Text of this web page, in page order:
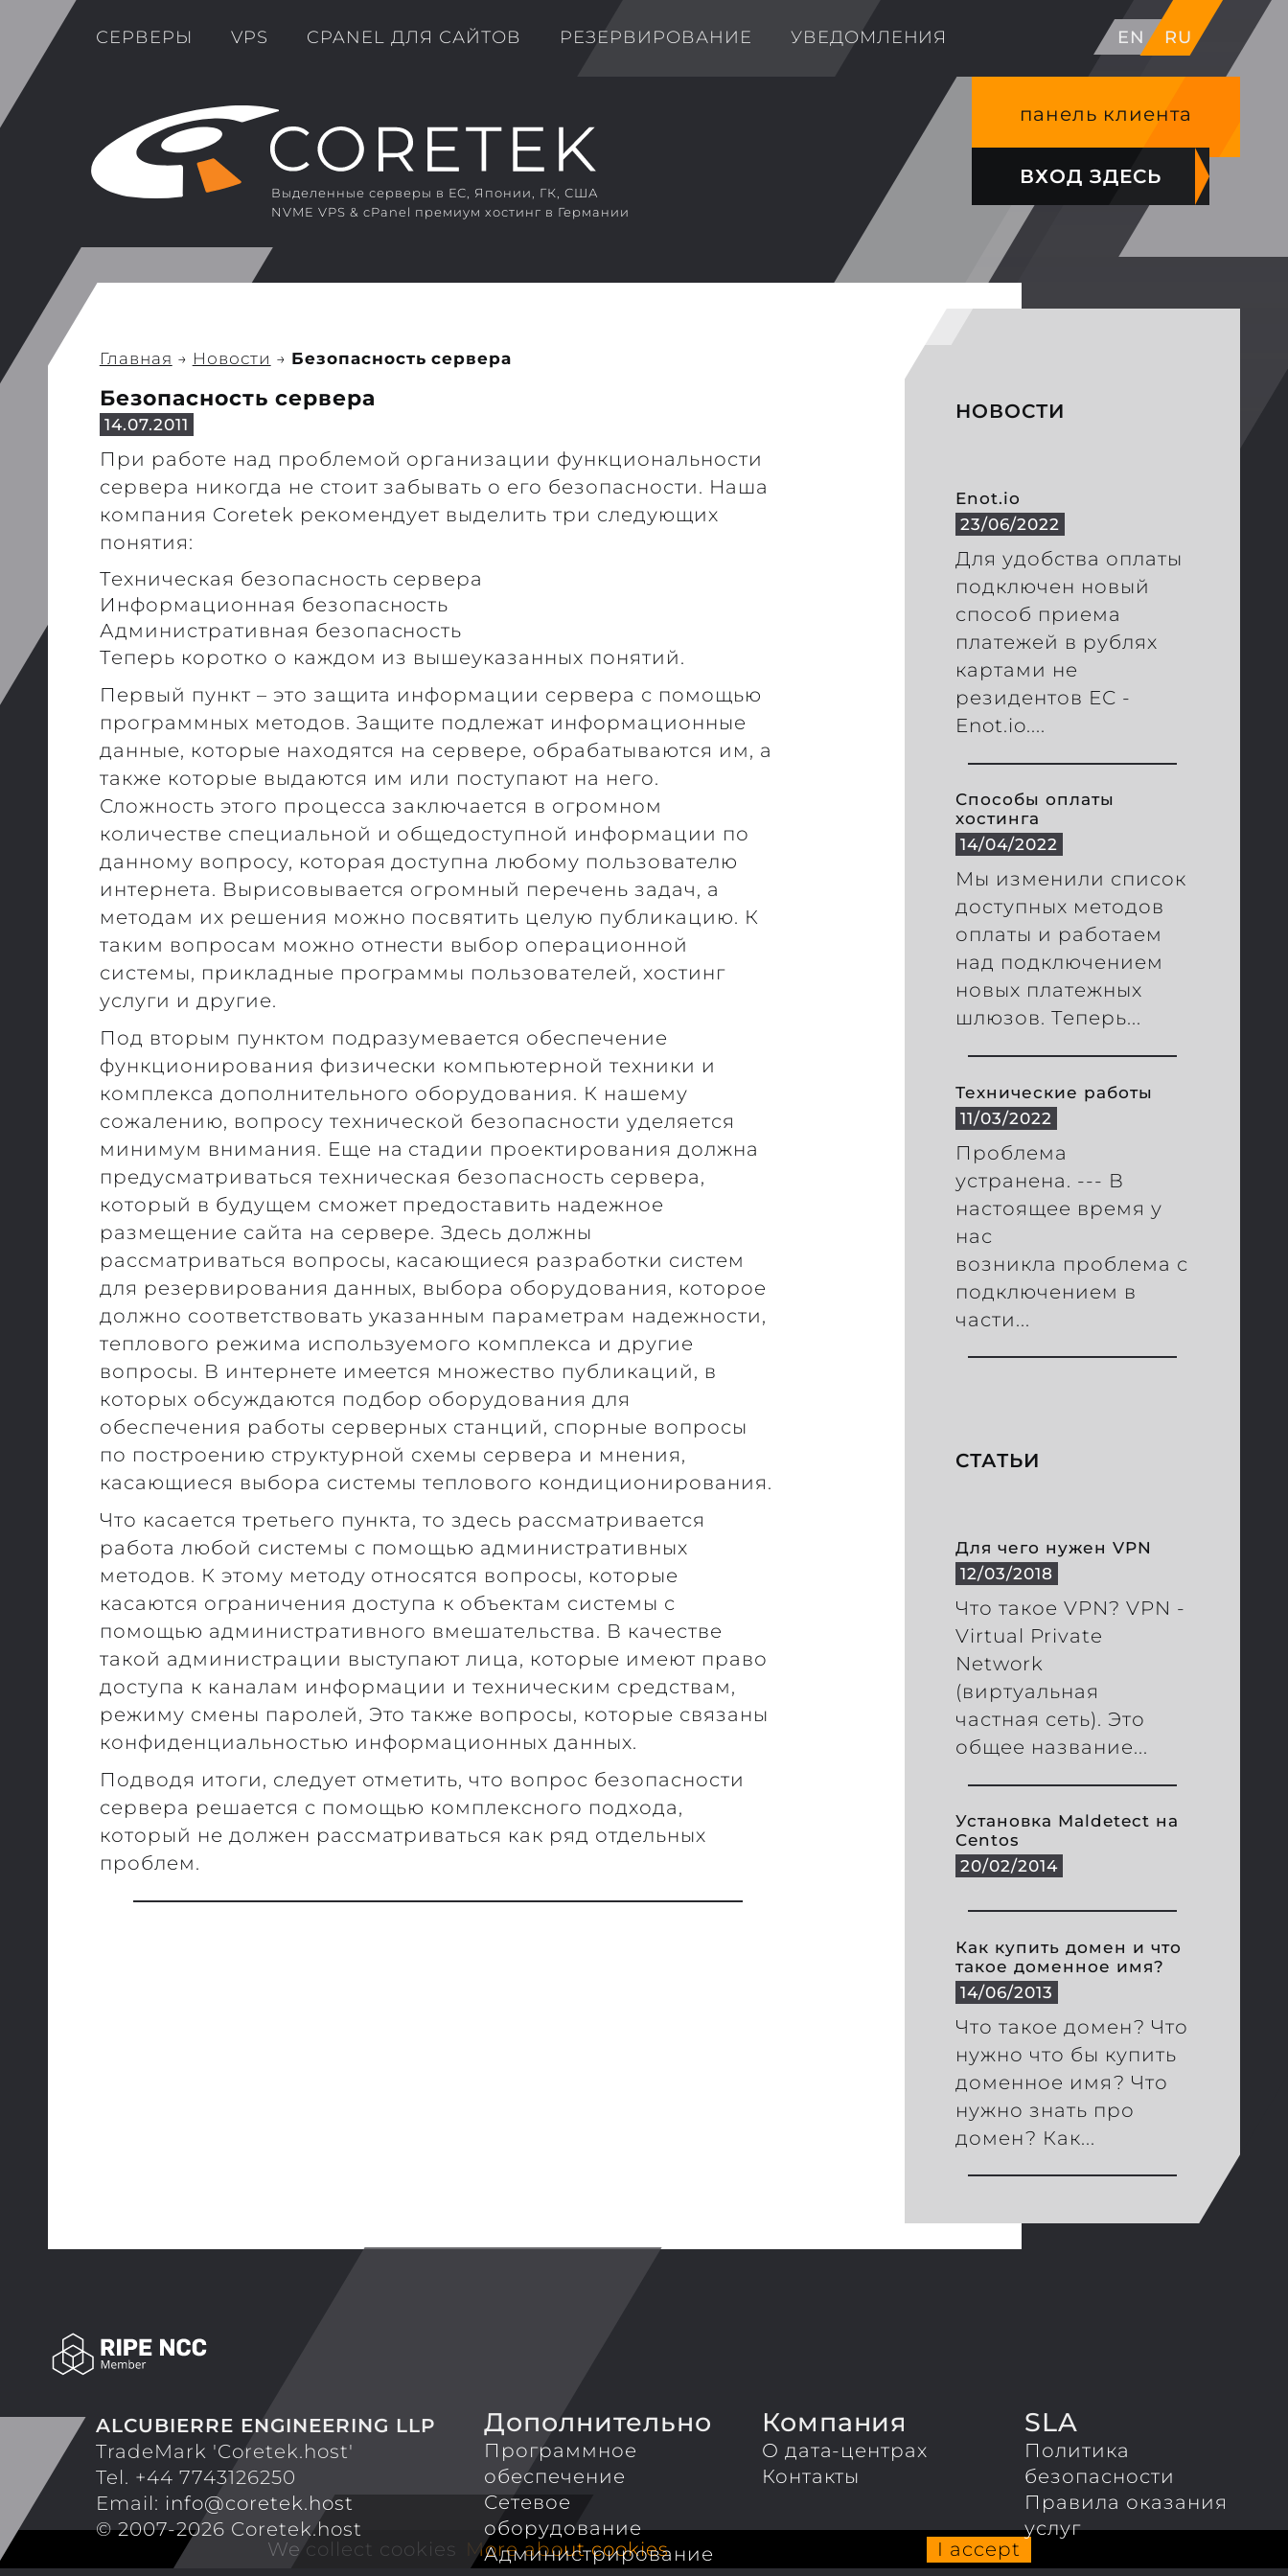
СЕРВЕРЫ VPS CPANEL ДЛЯ САЙТОВ РЕЗЕРВИРОВАНИЕ УВЕДОМЛЕНИЯ EN RU
Выделенные серверы в ЕС, Японии, ГК, США
NVME VPS & cPanel премиум хостинг в Германии
панель клиента
ВХОД ЗДЕСЬ
Главная → Новости → Безопасность сервера
Безопасность сервера
14.07.2011
При работе над проблемой организации функциональности
сервера никогда не стоит забывать о его безопасности. Наша
компания Coretek рекомендует выделить три следующих
понятия:
Техническая безопасность сервера
Информационная безопасность
Административная безопасность
Теперь коротко о каждом из вышеуказанных понятий.
Первый пункт – это защита информации сервера с помощью
программных методов. Защите подлежат информационные
данные, которые находятся на сервере, обрабатываются им, а
также которые выдаются им или поступают на него.
Сложность этого процесса заключается в огромном
количестве специальной и общедоступной информации по
данному вопросу, которая доступна любому пользователю
интернета. Вырисовывается огромный перечень задач, а
методам их решения можно посвятить целую публикацию. К
таким вопросам можно отнести выбор операционной
системы, прикладные программы пользователей, хостинг
услуги и другие.
Под вторым пунктом подразумевается обеспечение
функционирования физически компьютерной техники и
комплекса дополнительного оборудования. К нашему
сожалению, вопросу технической безопасности уделяется
минимум внимания. Еще на стадии проектирования должна
предусматриваться техническая безопасность сервера,
который в будущем сможет предоставить надежное
размещение сайта на сервере. Здесь должны
рассматриваться вопросы, касающиеся разработки систем
для резервирования данных, выбора оборудования, которое
должно соответствовать указанным параметрам надежности,
теплового режима используемого комплекса и другие
вопросы. В интернете имеется множество публикаций, в
которых обсуждаются подбор оборудования для
обеспечения работы серверных станций, спорные вопросы
по построению структурной схемы сервера и мнения,
касающиеся выбора системы теплового кондиционирования.
Что касается третьего пункта, то здесь рассматривается
работа любой системы с помощью административных
методов. К этому методу относятся вопросы, которые
касаются ограничения доступа к объектам системы с
помощью административного вмешательства. В качестве
такой администрации выступают лица, которые имеют право
доступа к каналам информации и техническим средствам,
режиму смены паролей, Это также вопросы, которые связаны
конфиденциальностью информационных данных.
Подводя итоги, следует отметить, что вопрос безопасности
сервера решается с помощью комплексного подхода,
который не должен рассматриваться как ряд отдельных
проблем.
НОВОСТИ
Enot.io
23/06/2022
Для удобства оплаты
подключен новый
способ приема
платежей в рублях
картами не
резидентов ЕС -
Enot.io....
Способы оплаты
хостинга
14/04/2022
Мы изменили список
доступных методов
оплаты и работаем
над подключением
новых платежных
шлюзов. Теперь...
Технические работы
11/03/2022
Проблема
устранена. --- В
настоящее время у
нас
возникла проблема с
подключением в
части...
СТАТЬИ
Для чего нужен VPN
12/03/2018
Что такое VPN? VPN -
Virtual Private
Network
(виртуальная
частная сеть). Это
общее название...
Установка Maldetect на
Centos
20/02/2014
Как купить домен и что
такое доменное имя?
14/06/2013
Что такое домен? Что
нужно что бы купить
доменное имя? Что
нужно знать про
домен? Как...
ALCUBIERRE ENGINEERING LLP
TradeMark 'Coretek.host'
Tel. +44 7743126250
Email: info@coretek.host
© 2007-2026 Coretek.host
Дополнительно
Программное
обеспечение
Сетевое
оборудование
Администрирование
Компания
О дата-центрах
Контакты
SLA
Политика
безопасности
Правила оказания
услуг
We collect cookies More about cookies I accept